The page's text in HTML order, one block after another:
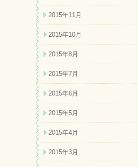
2015年11月
2015年10月
2015年8月
2015年7月
2015年6月
2015年5月
2015年4月
2015年3月